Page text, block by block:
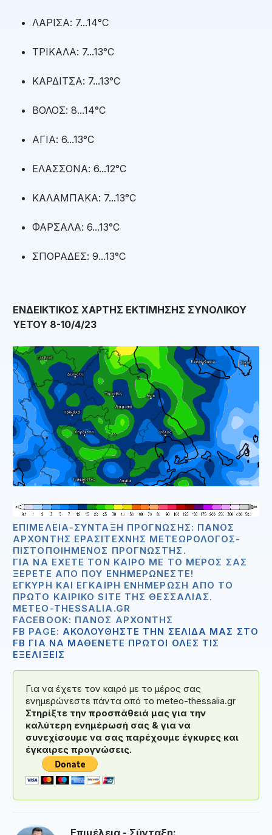
ΛΑΡΙΣΑ: 7...14°C
ΤΡΙΚΑΛΑ: 7...13°C
ΚΑΡΔΙΤΣΑ: 7...13°C
ΒΟΛΟΣ: 8...14°C
ΑΓΙΑ: 6...13°C
ΕΛΑΣΣΟΝΑ: 6...12°C
ΚΑΛΑΜΠΑΚΑ: 7...13°C
ΦΑΡΣΑΛΑ: 6...13°C
ΣΠΟΡΑΔΕΣ: 9...13°C
ΕΝΔΕΙΚΤΙΚΟΣ ΧΑΡΤΗΣ ΕΚΤΙΜΗΣΗΣ ΣΥΝΟΛΙΚΟΥ
ΥΕΤΟΥ 8-10/4/23
ΕΠΙΜΈΛΕΙΑ-ΣΎΝΤΑΞΗ ΠΡΌΓΝΩΣΗΣ: ΠΆΝΟΣ
ΑΡΧΟΝΤΉΣ ΕΡΑΣΙΤΈΧΝΗΣ ΜΕΤΕΩΡΟΛΌΓΟΣ-
ΠΙΣΤΟΠΟΙΗΜΈΝΟΣ ΠΡΟΓΝΏΣΤΗΣ.
ΓΙΑ ΝΑ ΈΧΕΤΕ ΤΟΝ ΚΑΙΡΌ ΜΕ ΤΟ ΜΈΡΟΣ ΣΑΣ
ΞΈΡΕΤΕ ΑΠΟ ΠΟΥ ΕΝΗΜΕΡΏΝΕΣΤΕ!
ΈΓΚΥΡΗ ΚΑΙ ΈΓΚΑΙΡΗ ΕΝΗΜΈΡΩΣΗ ΑΠΟ ΤΟ
ΠΡΏΤΟ ΚΑΙΡΙΚΌ SITE ΤΗΣ ΘΕΣΣΑΛΊΑΣ.
METEO-THESSALIA.GR
FACEBOOK: ΠΆΝΟΣ ΑΡΧΟΝΤΉΣ
FB PAGE: ΑΚΟΛΟΥΘΗΣΤΕ ΤΗΝ ΣΕΛΙΔΑ ΜΑΣ ΣΤΟ
FB ΓΙΑ ΝΑ ΜΑΘΕΝΕΤΕ ΠΡΩΤΟΙ ΟΛΕΣ ΤΙΣ
ΕΞΕΛΙΞΕΙΣ
Για να έχετε τον καιρό με το μέρος σας
ενημερώνεστε πάντα από το meteo-thessalia.gr
Στηρίξτε την προσπάθειά μας για την
καλύτερη ενημέρωσή σας & για να
συνεχίσουμε να σας παρέχουμε έγκυρες και
έγκαιρες προγνώσεις.
Επιμέλεια - Σύνταξη: